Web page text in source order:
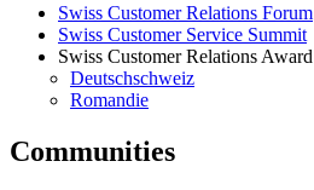
Swiss Customer Relations Forum
Swiss Customer Service Summit
Swiss Customer Relations Award
Deutschschweiz
Romandie
Communities